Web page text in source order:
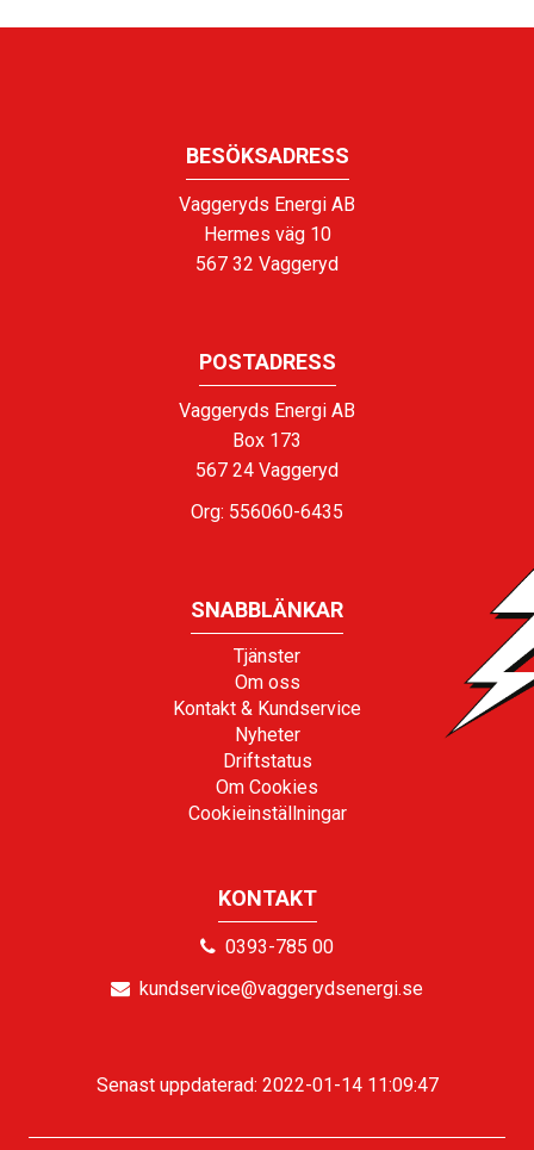
BESÖKSADRESS
Vaggeryds Energi AB
Hermes väg 10
567 32 Vaggeryd
POSTADRESS
Vaggeryds Energi AB
Box 173
567 24 Vaggeryd
Org: 556060-6435
SNABBLÄNKAR
Tjänster
Om oss
Kontakt & Kundservice
Nyheter
Driftstatus
Om Cookies
Cookieinställningar
KONTAKT
0393-785 00
kundservice@vaggerydsenergi.se
Senast uppdaterad: 2022-01-14 11:09:47